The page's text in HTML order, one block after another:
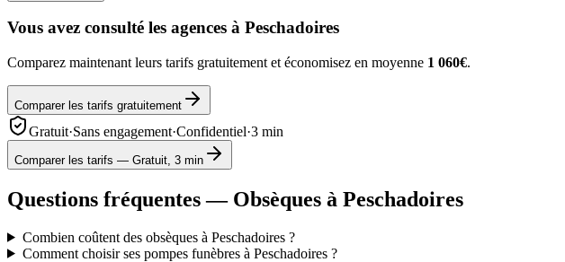
Vous avez consulté les agences à Peschadoires
Comparez maintenant leurs tarifs gratuitement et économisez en moyenne 1 060€.
Comparer les tarifs gratuitement
Gratuit·Sans engagement·Confidentiel·3 min
Comparer les tarifs — Gratuit, 3 min
Questions fréquentes — Obsèques à Peschadoires
Combien coûtent des obsèques à Peschadoires ?
Comment choisir ses pompes funèbres à Peschadoires ?